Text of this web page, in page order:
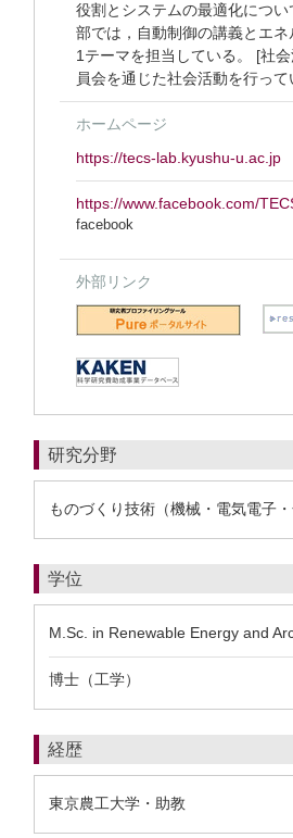
役割とシステムの最適化につ
部では，自動制御の講義とエ
1テーマを担当している。 [社
員会を通じた社会活動を行って
ホームページ
https://tecs-lab.kyushu-u.ac.jp
https://www.facebook.com/
facebook
外部リンク
研究分野
ものづくり技術（機械・電気電子
学位
M.Sc. in Renewable Energy and
博士（工学）
経歴
東京農工大学・助教